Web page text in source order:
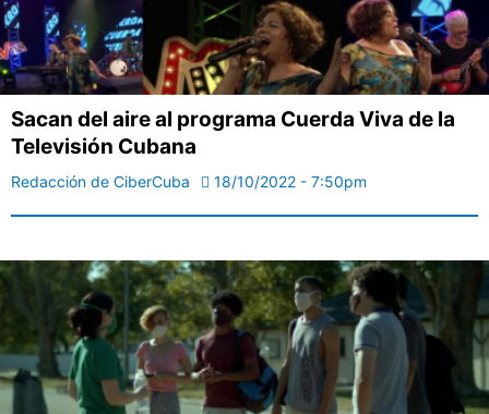
Sacan del aire al programa Cuerda Viva de la
Televisión Cubana
Redacción de CiberCuba 18/10/2022 - 7:50pm